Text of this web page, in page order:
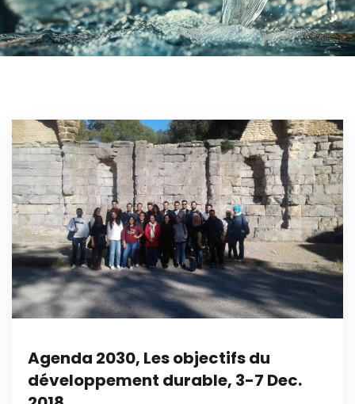
Agenda 2030, Les objectifs du
développement durable, 3-7 Dec.